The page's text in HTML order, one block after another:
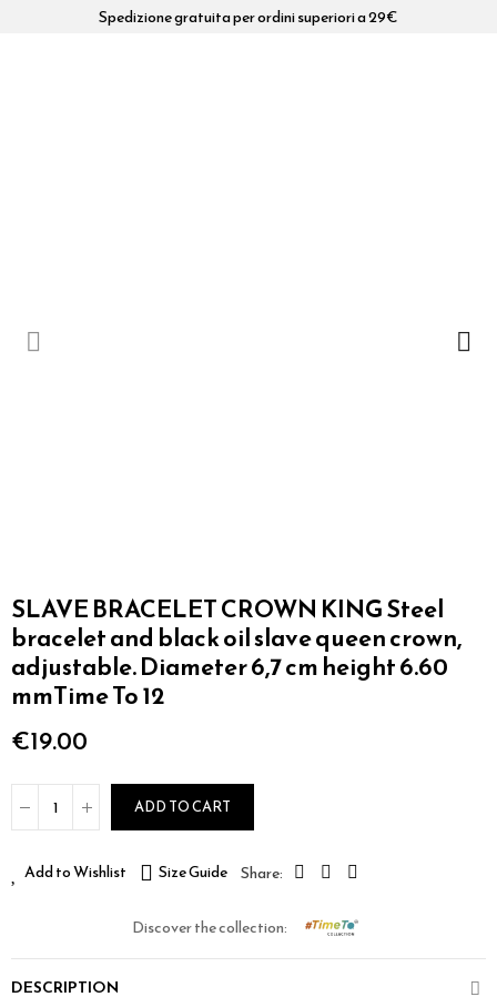
Spedizione gratuita per ordini superiori a 29€
SLAVE BRACELET CROWN KING Steel
bracelet and black oil slave queen crown,
adjustable. Diameter 6,7 cm height 6.60
mmTime To 12
€19.00
ADD TO CART
Add to Wishlist Size Guide
Discover the collection:
DESCRIPTION